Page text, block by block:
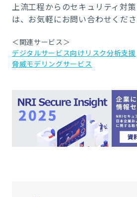
上流工程からのセキュリティ対
は、お気軽にお問い合わせくださ
＜関連サービス＞
デジタルサービス向けリスク分析支援
脅威モデリングサービス